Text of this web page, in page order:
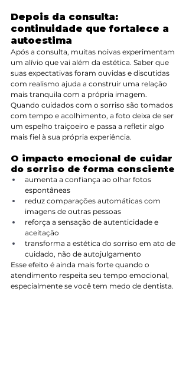
Depois da consulta:
continuidade que fortalece a
autoestima
Após a consulta, muitas noivas experimentam
um alívio que vai além da estética. Saber que
suas expectativas foram ouvidas e discutidas
com realismo ajuda a construir uma relação
mais tranquila com a própria imagem.
Quando cuidados com o sorriso são tomados
com tempo e acolhimento, a foto deixa de ser
um espelho traiçoeiro e passa a refletir algo
mais fiel à sua própria experiência.
O impacto emocional de cuidar
do sorriso de forma consciente
aumenta a confiança ao olhar fotos
espontâneas
reduz comparações automáticas com
imagens de outras pessoas
reforça a sensação de autenticidade e
aceitação
transforma a estética do sorriso em ato de
cuidado, não de autojulgamento
Esse efeito é ainda mais forte quando o
atendimento respeita seu tempo emocional,
especialmente se você tem medo de dentista.